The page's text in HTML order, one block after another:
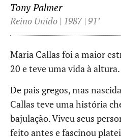
Tony Palmer
Reino Unido | 1987 | 91’
Maria Callas foi a maior
20 e teve uma vida à altura.
De pais gregos, mas
Callas teve uma história
bajulação. Viveu seus
feito antes e fascinou